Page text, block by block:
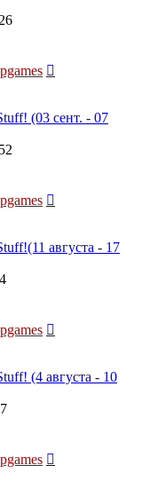
(03 сент. - 07
августа - 17
(4 августа - 10